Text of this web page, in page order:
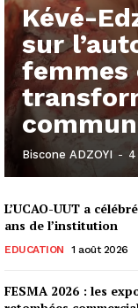
Kévé-
sur
femmes
Biscone ADZOYI -
L’UCAO-UUT a
ans de l’institution
EDUCATION 1 août 2026
FESMA 2026 : les